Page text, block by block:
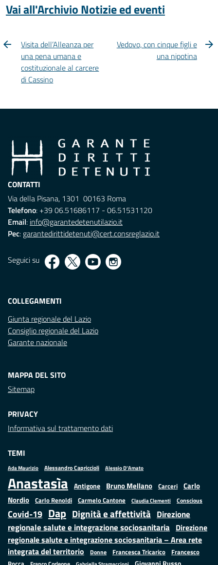
Vai all'Archivio Notizie ed eventi
Visita dell’Alleanza per
una pena umana e
costituzionale al carcere
di Cassino
Vedovo, con cinque figli e
una nipotina
CONTATTI
Via della Pisana, 1301 00163 Roma
Telefono: +39 06.51686117 - 06.51531120
Email: info@garantedetenutilazio.it
Pec: garantedirittidetenuti@cert.consreglazio.it
Seguici su
COLLEGAMENTI
Giunta regionale del Lazio
Consiglio regionale del Lazio
Garante nazionale
MAPPA DEL SITO
Sitemap
PRIVACY
Informativa sul trattamento dati
TEMI
Ada Maurizio Alessandro Capriccioli Alessio D'Amato
Anastasìa Antigone Bruno Mellano Carceri
Carlo
Nordio Carlo Renoldi Carmelo Cantone Claudia Clementi Conscious
Covid-19 Dap Dignità e affettività Direzione
regionale salute e integrazione sociosanitaria Direzione
regionale salute e integrazione sociosanitaria – Area rete
integrata del territorio
Donne Francesca Tricarico
Francesco